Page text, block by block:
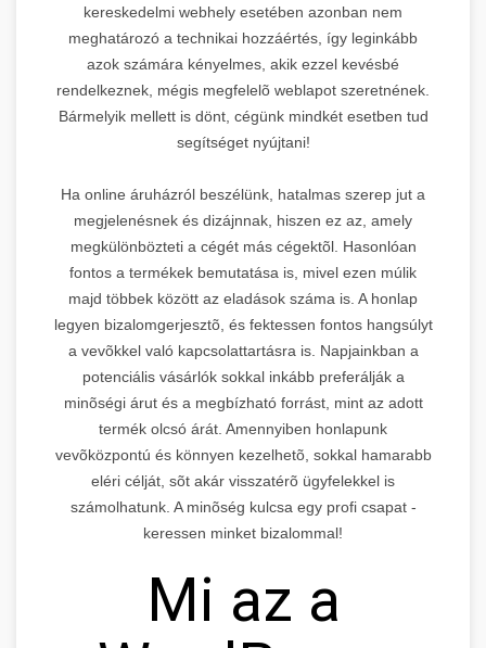
kereskedelmi webhely esetében azonban nem
meghatározó a technikai hozzáértés, így leginkább
azok számára kényelmes, akik ezzel kevésbé
rendelkeznek, mégis megfelelõ weblapot szeretnének.
Bármelyik mellett is dönt, cégünk mindkét esetben tud
segítséget nyújtani!
Ha online áruházról beszélünk, hatalmas szerep jut a
megjelenésnek és dizájnnak, hiszen ez az, amely
megkülönbözteti a cégét más cégektõl. Hasonlóan
fontos a termékek bemutatása is, mivel ezen múlik
majd többek között az eladások száma is. A honlap
legyen bizalomgerjesztõ, és fektessen fontos hangsúlyt
a vevõkkel való kapcsolattartásra is. Napjainkban a
potenciális vásárlók sokkal inkább preferálják a
minõségi árut és a megbízható forrást, mint az adott
termék olcsó árát. Amennyiben honlapunk
vevõközpontú és könnyen kezelhetõ, sokkal hamarabb
eléri célját, sõt akár visszatérõ ügyfelekkel is
számolhatunk. A minõség kulcsa egy profi csapat -
keressen minket bizalommal!
Mi az a